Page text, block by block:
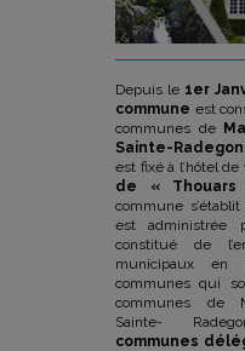
Depuis le 1er
commune est
communes de
Sainte-
est fixé à l’hôtel
de « Thouars
commune s’établit
est administrée
constitué de
municipaux en
communes qui
communes de
Sainte-
communes